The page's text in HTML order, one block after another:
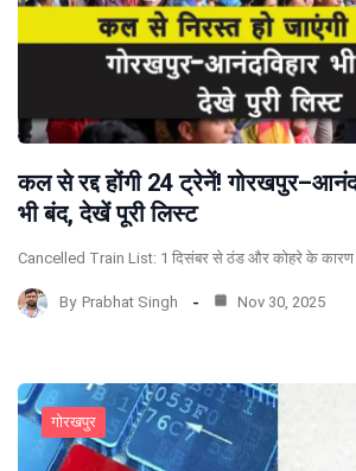
कल से रद्द होंगी 24 ट्रेनें!
भी बंद, देखें पूरी लिस्ट
Cancelled Train List: 1 दिसंबर से ठंड और कोहरे के कारण
By Prabhat Singh Nov 30, 2025
गोरखपुर